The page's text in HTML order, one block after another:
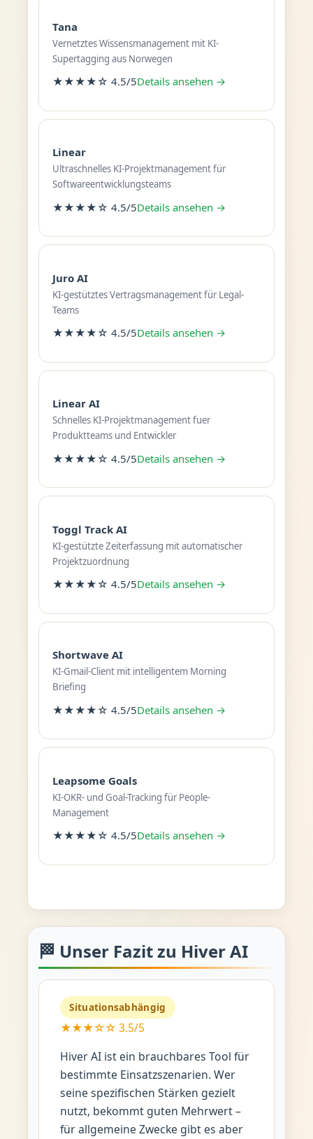
Tana
Vernetztes Wissensmanagement mit KI-
Supertagging aus Norwegen
★★★★☆ 4.5/5Details ansehen →
Linear
Ultraschnelles KI-Projektmanagement für
Softwareentwicklungsteams
★★★★☆ 4.5/5Details ansehen →
Juro AI
KI-gestütztes Vertragsmanagement für Legal-
Teams
★★★★☆ 4.5/5Details ansehen →
Linear AI
Schnelles KI-Projektmanagement fuer
Produktteams und Entwickler
★★★★☆ 4.5/5Details ansehen →
Toggl Track AI
KI-gestützte Zeiterfassung mit automatischer
Projektzuordnung
★★★★☆ 4.5/5Details ansehen →
Shortwave AI
KI-Gmail-Client mit intelligentem Morning
Briefing
★★★★☆ 4.5/5Details ansehen →
Leapsome Goals
KI-OKR- und Goal-Tracking für People-
Management
★★★★☆ 4.5/5Details ansehen →
🏁 Unser Fazit zu Hiver AI
Situationsabhängig
★★★☆☆ 3.5/5
Hiver AI ist ein brauchbares Tool für
bestimmte Einsatzszenarien. Wer
seine spezifischen Stärken gezielt
nutzt, bekommt guten Mehrwert –
für allgemeine Zwecke gibt es aber